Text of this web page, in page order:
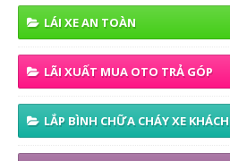
LÁI XE AN TOÀN
LÃI XUẤT MUA OTO TRẢ GÓP
LẮP BÌNH CHỮA CHÁY XE KHÁCH